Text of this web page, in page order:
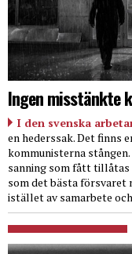
Ingen misstänkte
I den svenska
en hederssak. Det finns
kommunisterna
sanning som fått
som det bästa
istället av samarbete